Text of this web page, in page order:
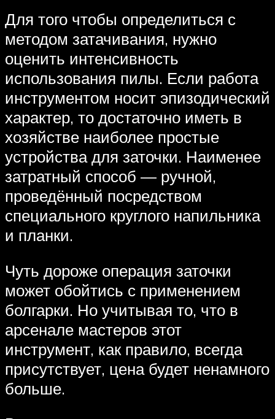
Для того чтобы определиться с
методом затачивания, нужно
оценить интенсивность
использования пилы. Если работа
инструментом носит эпизодический
характер, то достаточно иметь в
хозяйстве наиболее простые
устройства для заточки. Наименее
затратный способ — ручной,
проведённый посредством
специального круглого напильника
и планки.
Чуть дороже операция заточки
может обойтись с применением
болгарки. Но учитывая то, что в
арсенале мастеров этот
инструмент, как правило, всегда
присутствует, цена будет ненамного
больше.